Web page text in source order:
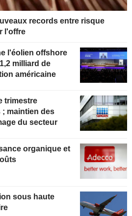
records entre risque
l'offre
milliard de
américaine
maintien des
du secteur
sous haute